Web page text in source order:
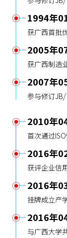
1994年
获广西首批
2005年
获广西制造
2007年
参与修订JB/
2010年
首次通过
2016年
获评企业信
2016年
挂牌成立产
2016年
与广西大学